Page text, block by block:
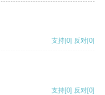
支持[0] 反对[0]
支持[0] 反对[0]